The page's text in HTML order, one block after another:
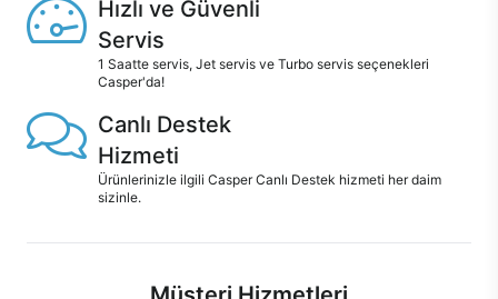
Hızlı ve Güvenli
Servis
1 Saatte servis, Jet servis ve Turbo servis seçenekleri
Casper'da!
Canlı Destek
Hizmeti
Ürünlerinizle ilgili Casper Canlı Destek hizmeti her daim
sizinle.